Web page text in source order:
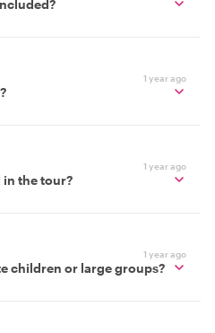
1 year ago
1 year ago
the tour?
1 year ago
children or large groups?